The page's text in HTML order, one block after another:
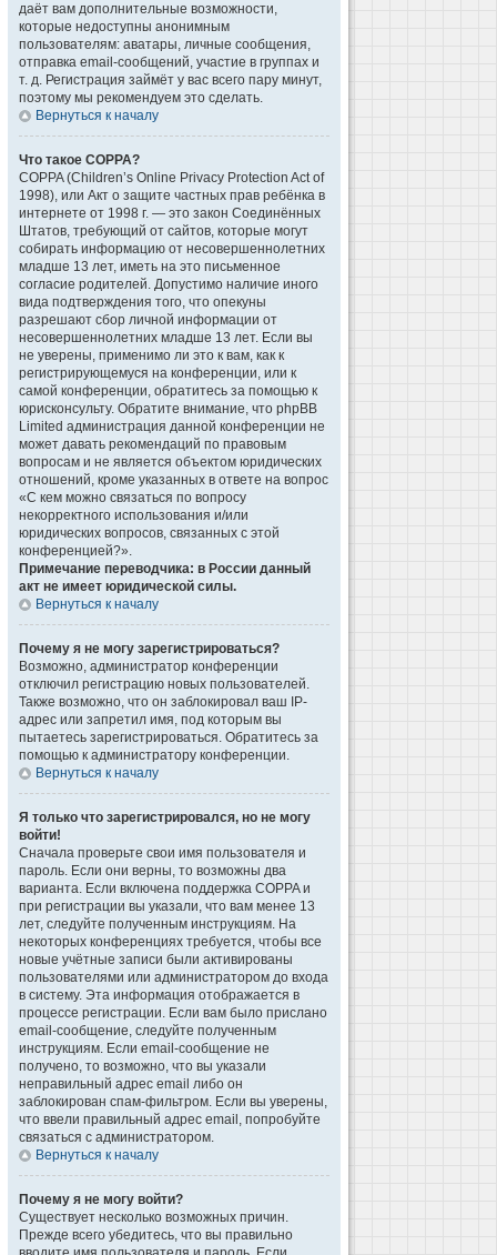
даёт вам дополнительные возможности,
которые недоступны анонимным
пользователям: аватары, личные сообщения,
отправка email-сообщений, участие в группах и
т. д. Регистрация займёт у вас всего пару минут,
поэтому мы рекомендуем это сделать.
Вернуться к началу
Что такое COPPA?
COPPA (Children’s Online Privacy Protection Act of
1998), или Акт о защите частных прав ребёнка в
интернете от 1998 г. — это закон Соединённых
Штатов, требующий от сайтов, которые могут
собирать информацию от несовершеннолетних
младше 13 лет, иметь на это письменное
согласие родителей. Допустимо наличие иного
вида подтверждения того, что опекуны
разрешают сбор личной информации от
несовершеннолетних младше 13 лет. Если вы
не уверены, применимо ли это к вам, как к
регистрирующемуся на конференции, или к
самой конференции, обратитесь за помощью к
юрисконсульту. Обратите внимание, что phpBB
Limited администрация данной конференции не
может давать рекомендаций по правовым
вопросам и не является объектом юридических
отношений, кроме указанных в ответе на вопрос
«С кем можно связаться по вопросу
некорректного использования и/или
юридических вопросов, связанных с этой
конференцией?».
Примечание переводчика: в России данный
акт не имеет юридической силы.
Вернуться к началу
Почему я не могу зарегистрироваться?
Возможно, администратор конференции
отключил регистрацию новых пользователей.
Также возможно, что он заблокировал ваш IP-
адрес или запретил имя, под которым вы
пытаетесь зарегистрироваться. Обратитесь за
помощью к администратору конференции.
Вернуться к началу
Я только что зарегистрировался, но не могу
войти!
Сначала проверьте свои имя пользователя и
пароль. Если они верны, то возможны два
варианта. Если включена поддержка COPPA и
при регистрации вы указали, что вам менее 13
лет, следуйте полученным инструкциям. На
некоторых конференциях требуется, чтобы все
новые учётные записи были активированы
пользователями или администратором до входа
в систему. Эта информация отображается в
процессе регистрации. Если вам было прислано
email-сообщение, следуйте полученным
инструкциям. Если email-сообщение не
получено, то возможно, что вы указали
неправильный адрес email либо он
заблокирован спам-фильтром. Если вы уверены,
что ввели правильный адрес email, попробуйте
связаться с администратором.
Вернуться к началу
Почему я не могу войти?
Существует несколько возможных причин.
Прежде всего убедитесь, что вы правильно